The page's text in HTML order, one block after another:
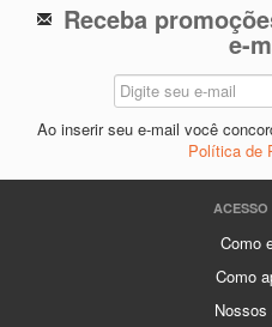
Receba
e-
Ao inserir seu e-mail você
Política de
ACESSO
Como
Como
Nossos